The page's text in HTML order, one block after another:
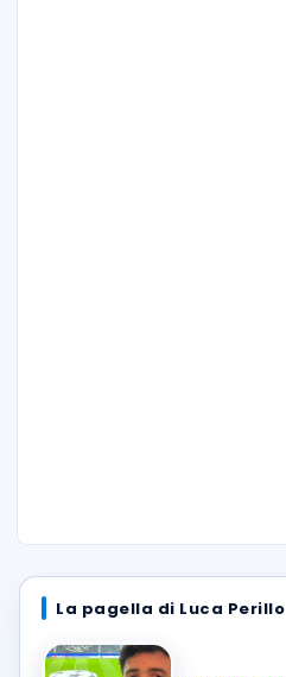
La pagella di Luca Perillo